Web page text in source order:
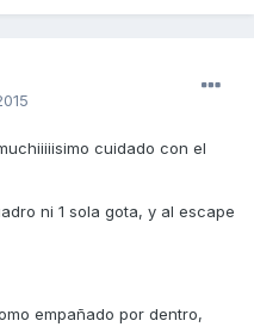
cuidado con el
ni 1 sola gota, y al escape
empañado por dentro,